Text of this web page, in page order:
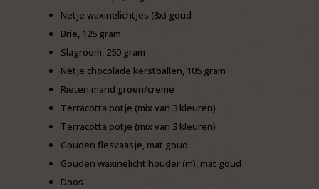
Netje waxinelichtjes (8x) goud
Brie, 125 gram
Slagroom, 250 gram
Netje chocolade kerstballen, 105 gram
Rieten mand groen/creme
Terracotta potje (mix van 3 kleuren)
Terracotta potje (mix van 3 kleuren)
Gouden flesvaasje, mat goud
Gouden waxinelicht houder (m), mat goud
Doos